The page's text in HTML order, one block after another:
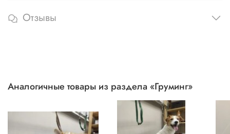
Отзывы
Аналогичные товары из раздела «Груминг»